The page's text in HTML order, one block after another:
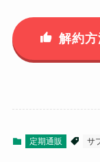
解約
定期通販 サ